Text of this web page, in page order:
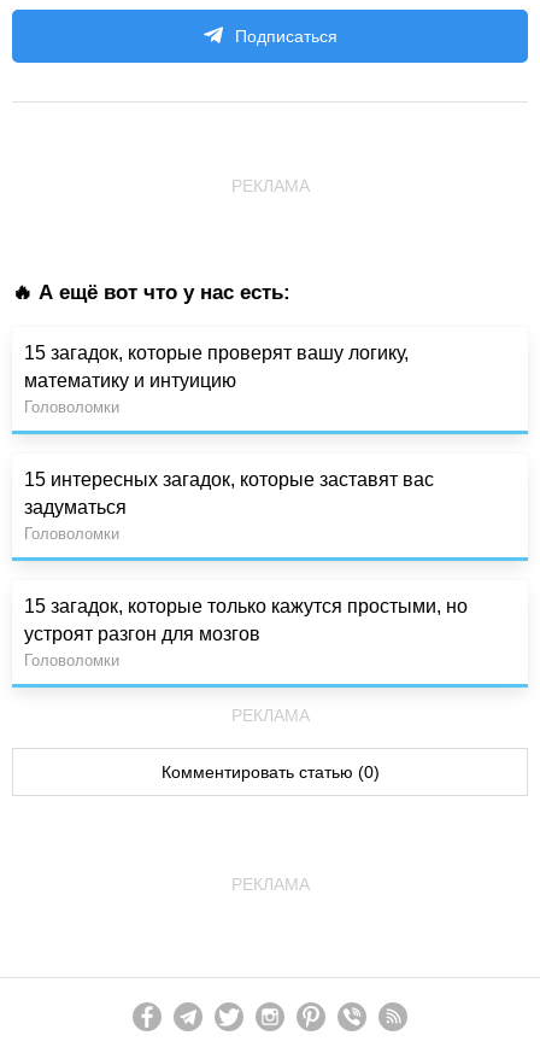
Подписаться
РЕКЛАМА
🔥 А ещё вот что у нас есть:
15 загадок, которые проверят вашу логику,
математику и интуицию
Головоломки
15 интересных загадок, которые заставят вас
задуматься
Головоломки
15 загадок, которые только кажутся простыми, но
устроят разгон для мозгов
Головоломки
РЕКЛАМА
Комментировать статью (0)
РЕКЛАМА